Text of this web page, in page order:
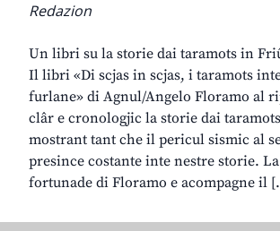
Redazion
Un libri su la storie dai taramots in
Il libri «Di scjas in scjas, i taramots
furlane» di Agnul/Angelo Floramo al
clâr e cronologjic la storie dai
mostrant tant che il pericul sismic al
presince costante inte nestre storie.
fortunade di Floramo e acompagne il